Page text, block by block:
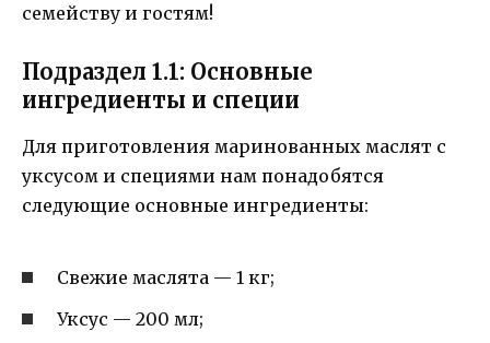
семейству и гостям!
Подраздел 1.1: Основные
ингредиенты и специи
Для приготовления маринованных маслят с
уксусом и специями нам понадобятся
следующие основные ингредиенты:
Свежие маслята — 1 кг;
Уксус — 200 мл;